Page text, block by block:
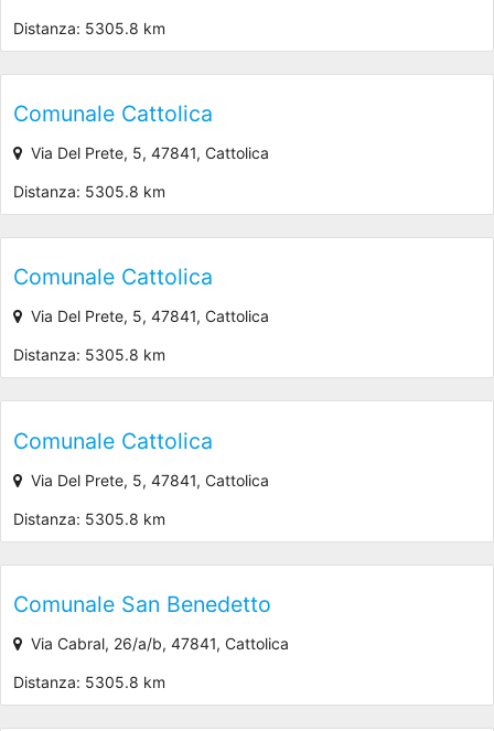
Distanza: 5305.8 km
Comunale Cattolica
Via Del Prete, 5, 47841, Cattolica
Distanza: 5305.8 km
Comunale Cattolica
Via Del Prete, 5, 47841, Cattolica
Distanza: 5305.8 km
Comunale Cattolica
Via Del Prete, 5, 47841, Cattolica
Distanza: 5305.8 km
Comunale San Benedetto
Via Cabral, 26/a/b, 47841, Cattolica
Distanza: 5305.8 km